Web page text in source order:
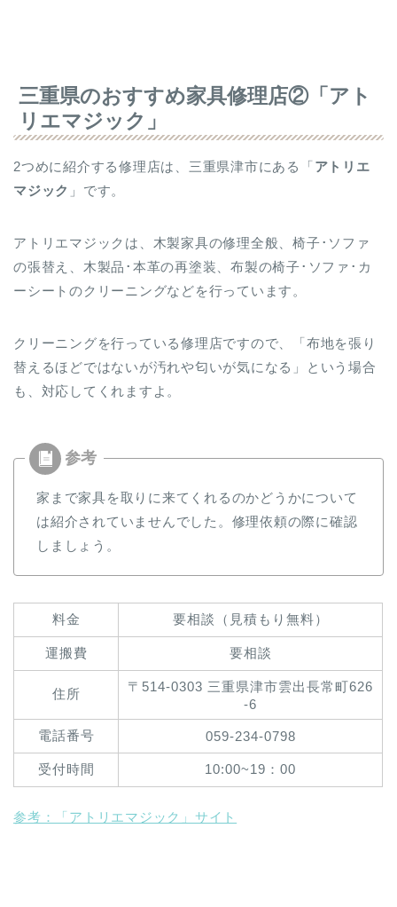
三重県のおすすめ家具修理店②「アト
リエマジック」
2つめに紹介する修理店は、三重県津市にある「アトリエ
マジック 」です。
アトリエマジックは、木製家具の修理全般、椅子･ソファ
の張替え、木製品･本革の再塗装、布製の椅子･ソファ･カ
ーシートのクリーニングなどを行っています。
クリーニングを行っている修理店ですので、「布地を張り
替えるほどではないが汚れや匂いが気になる」という場合
も、対応してくれますよ。
家まで家具を取りに来てくれるのかどうかについて
は紹介されていませんでした。修理依頼の際に確認
しましょう。
料金 要相談（見積もり無料）
運搬費 要相談
住所
〒514-0303 三重県津市雲出長常町626
-6
電話番号 059-234-0798
受付時間 10:00~19：00
参考：「アトリエマジック」サイト